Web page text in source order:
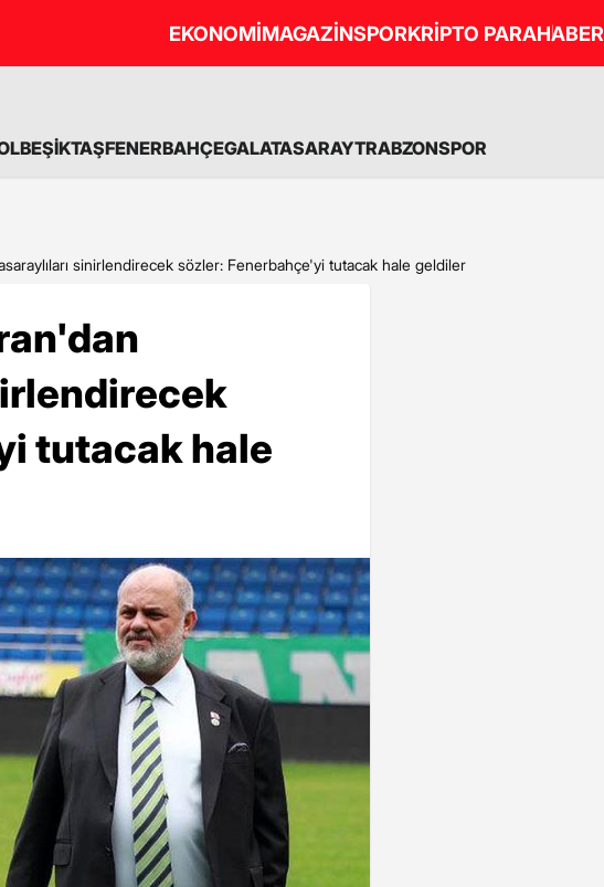
EKONOMİMAGAZİNSPORKRİPTO PARAHABER
BEŞİKTAŞFENERBAHÇEGALATASARAYTRABZONSPOR
sinirlendirecek sözler: Fenerbahçe'yi tutacak hale geldiler
tutacak hale